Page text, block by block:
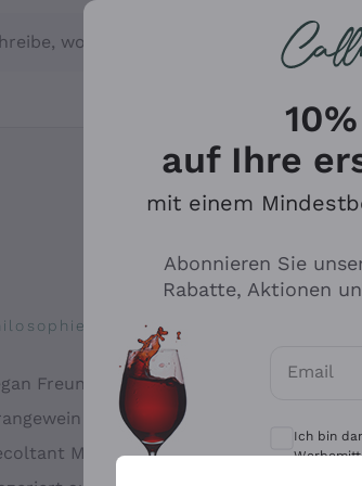
wonach du suchst
Freundlich
Manipulant
Antinori
Ca' del
auf Ihre
mit einem
Abonnieren Sie
Rabatte, Aktionen
Email
Ich bin